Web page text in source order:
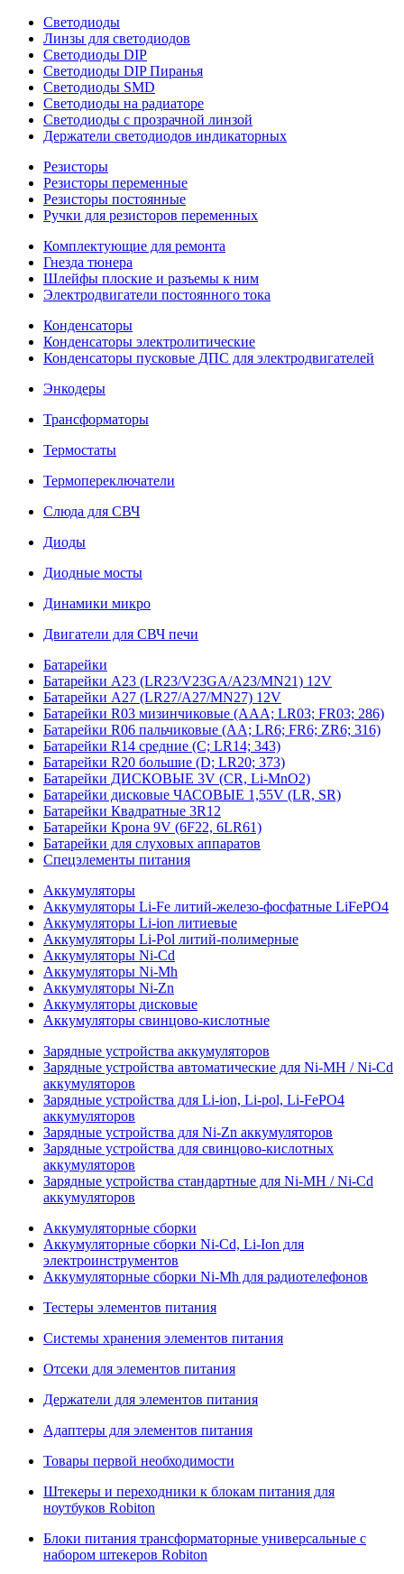
Светодиоды
Линзы для светодиодов
Светодиоды DIP
Светодиоды DIP Пиранья
Светодиоды SMD
Светодиоды на радиаторе
Светодиоды с прозрачной линзой
Держатели светодиодов индикаторных
Резисторы
Резисторы переменные
Резисторы постоянные
Ручки для резисторов переменных
Комплектующие для ремонта
Гнезда тюнера
Шлейфы плоские и разъемы к ним
Электродвигатели постоянного тока
Конденсаторы
Конденсаторы электролитические
Конденсаторы пусковые ДПС для электродвигателей
Энкодеры
Трансформаторы
Термостаты
Термопереключатели
Слюда для СВЧ
Диоды
Диодные мосты
Динамики микро
Двигатели для СВЧ печи
Батарейки
Батарейки A23 (LR23/V23GA/A23/MN21) 12V
Батарейки A27 (LR27/A27/MN27) 12V
Батарейки R03 мизинчиковые (AAA; LR03; FR03; 286)
Батарейки R06 пальчиковые (AA; LR6; FR6; ZR6; 316)
Батарейки R14 средние (C; LR14; 343)
Батарейки R20 большие (D; LR20; 373)
Батарейки ДИСКОВЫЕ 3V (CR, Li-MnO2)
Батарейки дисковые ЧАСОВЫЕ 1,55V (LR, SR)
Батарейки Квадратные 3R12
Батарейки Крона 9V (6F22, 6LR61)
Батарейки для слуховых аппаратов
Спецэлементы питания
Аккумуляторы
Аккумуляторы Li-Fe литий-железо-фосфатные LiFePO4
Аккумуляторы Li-ion литиевые
Аккумуляторы Li-Pol литий-полимерные
Аккумуляторы Ni-Cd
Аккумуляторы Ni-Mh
Аккумуляторы Ni-Zn
Аккумуляторы дисковые
Аккумуляторы свинцово-кислотные
Зарядные устройства аккумуляторов
Зарядные устройства автоматические для Ni-MH / Ni-Cd
аккумуляторов
Зарядные устройства для Li-ion, Li-pol, Li-FePO4
аккумуляторов
Зарядные устройства для Ni-Zn аккумуляторов
Зарядные устройства для свинцово-кислотных
аккумуляторов
Зарядные устройства стандартные для Ni-MH / Ni-Cd
аккумуляторов
Аккумуляторные сборки
Аккумуляторные сборки Ni-Cd, Li-Ion для
электроинструментов
Аккумуляторные сборки Ni-Mh для радиотелефонов
Тестеры элементов питания
Системы хранения элементов питания
Отсеки для элементов питания
Держатели для элементов питания
Адаптеры для элементов питания
Товары первой необходимости
Штекеры и переходники к блокам питания для
ноутбуков Robiton
Блоки питания трансформаторные универсальные с
набором штекеров Robiton